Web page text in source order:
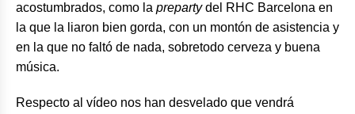
acostumbrados, como la prepartydel RHC Barcelona en
la que la liaron bien gorda, con un montón de asistencia y
en la que no faltó de nada, sobretodo cerveza y buena
música.
Respecto al vídeo nos han desvelado que vendrá